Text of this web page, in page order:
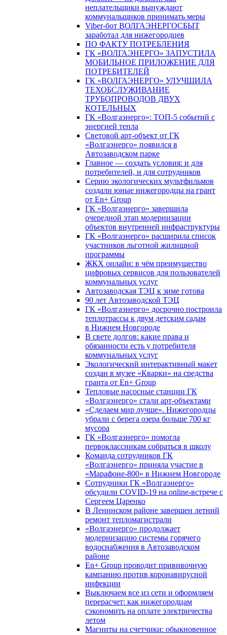
неплательщики вынуждают
коммунальщиков принимать меры
Viber-бот ВОЛГАЭНЕРГОСБЫТ
заработал для нижегородцев
ПО ФАКТУ ПОТРЕБЛЕНИЯ
ГК «ВОЛГАЭНЕРГО» ЗАПУСТИЛА
МОБИЛЬНОЕ ПРИЛОЖЕНИЕ ДЛЯ
ПОТРЕБИТЕЛЕЙ
ГК «ВОЛГАЭНЕРГО» УЛУЧШИЛА
ТЕХОБСЛУЖИВАНИЕ
ТРУБОПРОВОДОВ ДВУХ
КОТЕЛЬНЫХ
ГК «Волгаэнерго»: ТОП-5 событий с
энергией тепла
Световой арт-объект от ГК
«Волгаэнерго» появился в
Автозаводском парке
Главное — создать условия: и для
потребителей, и для сотрудников
Серию экологических мультфильмов
создали юные нижегородцы на грант
от En+ Group
ГК «Волгаэнерго» завершила
очередной этап модернизации
объектов внутренней инфраструктуры
ГК «Волгаэнерго» расширила список
участников льготной жилищной
программы
ЖКХ онлайн: в чём преимущество
цифровых сервисов для пользователей
коммунальных услуг
Автозаводская ТЭЦ к зиме готова
90 лет Автозаводской ТЭЦ
ГК «Волгаэнерго» досрочно построила
теплотрассы к двум детским садам
в Нижнем Новгороде
В свете долгов: какие права и
обязанности есть у потребителя
коммунальных услуг
Экологический интерактивный макет
создан в музее «Кварки» на средства
гранта от En+ Group
Тепловые насосные станции ГК
«Волгаэнерго» стали арт-объектами
«Сделаем мир лучше». Нижегородцы
убрали с берега озера больше 700 кг
мусора
ГК «Волгаэнерго» помогла
первоклассникам собраться в школу
Команда сотрудников ГК
«Волгаэнерго» приняла участие в
«Марафоне-800» в Нижнем Новгороде
Сотрудники ГК «Волгаэнерго»
обсудили COVID-19 на online-встрече с
Сергеем Царенко
В Ленинском районе завершен летний
ремонт тепломагистрали
«Волгаэнерго» продолжает
модернизацию системы горячего
водоснабжения в Автозаводском
районе
En+ Group проводит прививочную
кампанию против коронавирусной
инфекции
Выключаем все из сети и оформляем
перерасчет: как нижегородцам
сэкономить на оплате электричества
летом
Магниты на счетчики: обыкновенное